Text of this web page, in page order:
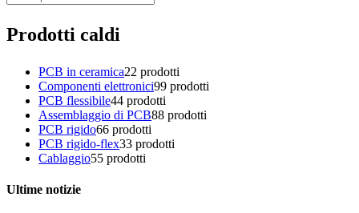
Prodotti caldi
PCB in ceramica22 prodotti
Componenti elettronici99 prodotti
PCB flessibile44 prodotti
Assemblaggio di PCB88 prodotti
PCB rigido66 prodotti
PCB rigido-flex33 prodotti
Cablaggio55 prodotti
Ultime notizie